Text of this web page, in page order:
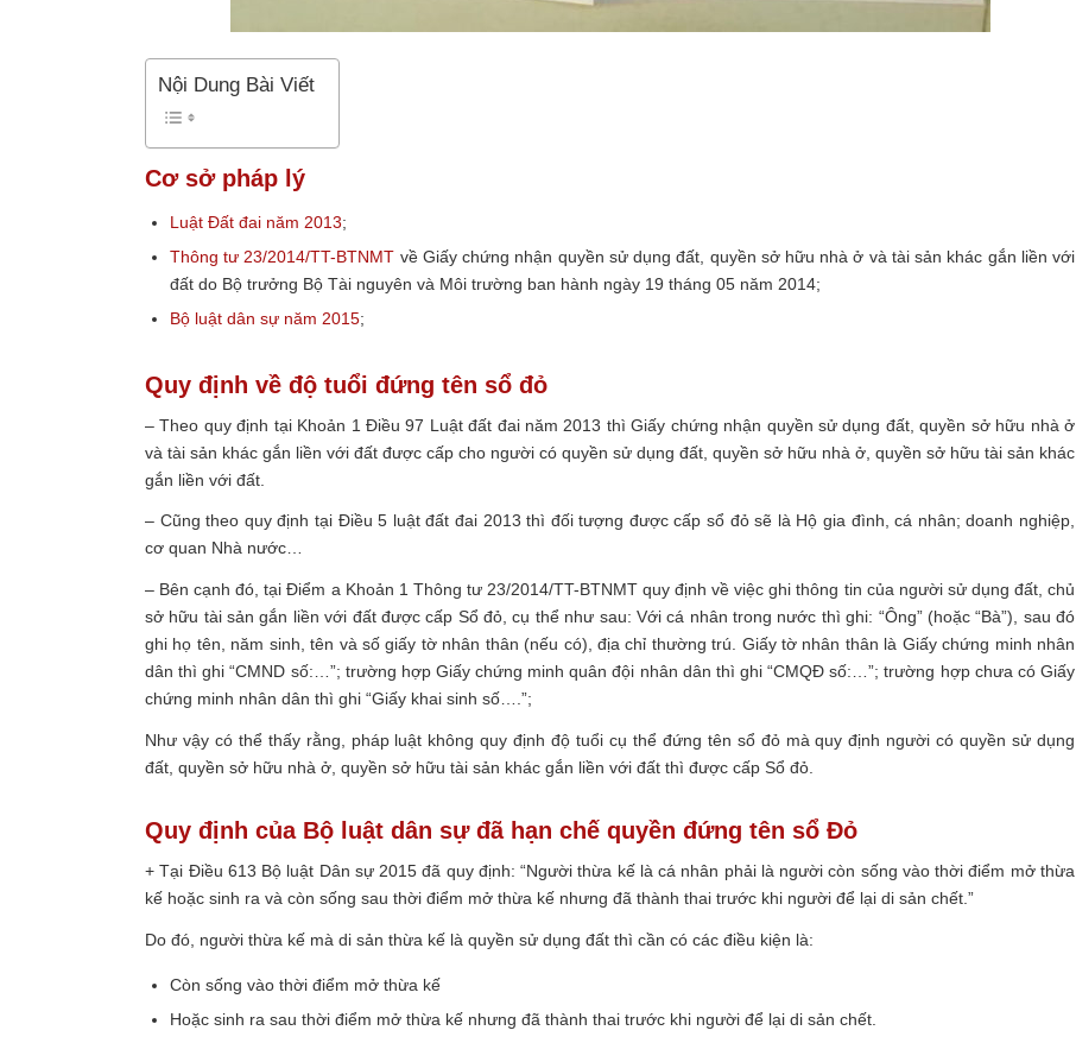
Nội Dung Bài Viết
Cơ sở pháp lý
Luật Đất đai năm 2013;
Thông tư 23/2014/TT-BTNMT về Giấy chứng nhận quyền sử dụng đất, quyền sở hữu nhà ở và tài sản khác gắn liền với
đất do Bộ trưởng Bộ Tài nguyên và Môi trường ban hành ngày 19 tháng 05 năm 2014;
Bộ luật dân sự năm 2015;
Quy định về độ tuổi đứng tên sổ đỏ
– Theo quy định tại Khoản 1 Điều 97 Luật đất đai năm 2013 thì Giấy chứng nhận quyền sử dụng đất, quyền sở hữu nhà ở
và tài sản khác gắn liền với đất được cấp cho người có quyền sử dụng đất, quyền sở hữu nhà ở, quyền sở hữu tài sản khác
gắn liền với đất.
– Cũng theo quy định tại Điều 5 luật đất đai 2013 thì đối tượng được cấp sổ đỏ sẽ là Hộ gia đình, cá nhân; doanh nghiệp,
cơ quan Nhà nước…
– Bên cạnh đó, tại Điểm a Khoản 1 Thông tư 23/2014/TT-BTNMT quy định về việc ghi thông tin của người sử dụng đất, chủ
sở hữu tài sản gắn liền với đất được cấp Sổ đỏ, cụ thể như sau: Với cá nhân trong nước thì ghi: “Ông” (hoặc “Bà”), sau đó
ghi họ tên, năm sinh, tên và số giấy tờ nhân thân (nếu có), địa chỉ thường trú. Giấy tờ nhân thân là Giấy chứng minh nhân
dân thì ghi “CMND số:…”; trường hợp Giấy chứng minh quân đội nhân dân thì ghi “CMQĐ số:…”; trường hợp chưa có Giấy
chứng minh nhân dân thì ghi “Giấy khai sinh số….”;
Như vậy có thể thấy rằng, pháp luật không quy định độ tuổi cụ thể đứng tên sổ đỏ mà quy định người có quyền sử dụng
đất, quyền sở hữu nhà ở, quyền sở hữu tài sản khác gắn liền với đất thì được cấp Sổ đỏ.
Quy định của Bộ luật dân sự đã hạn chế quyền đứng tên sổ Đỏ
+ Tại Điều 613 Bộ luật Dân sự 2015 đã quy định: “Người thừa kế là cá nhân phải là người còn sống vào thời điểm mở thừa
kế hoặc sinh ra và còn sống sau thời điểm mở thừa kế nhưng đã thành thai trước khi người để lại di sản chết.”
Do đó, người thừa kế mà di sản thừa kế là quyền sử dụng đất thì cần có các điều kiện là:
Còn sống vào thời điểm mở thừa kế
Hoặc sinh ra sau thời điểm mở thừa kế nhưng đã thành thai trước khi người để lại di sản chết.